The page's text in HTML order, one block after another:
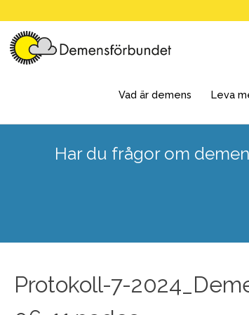
to
content
Vad är demens Leva
Har du frågor om
Protokoll-7-